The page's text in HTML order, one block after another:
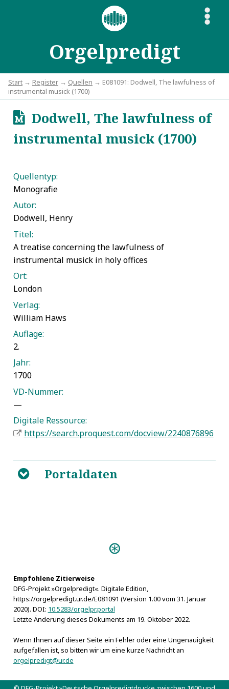
Orgelpredigt
S
Start → Register → Quellen → E081091: Dodwell, The lawfulness of
instrumental musick (1700)
uDodwell, The lawfulness of
instrumental musick (1700)
Quellentyp:
Monografie
Autor:
Dodwell, Henry
Titel:
A treatise concerning the lawfulness of
instrumental musick in holy offices
Ort:
London
Verlag:
William Haws
Auflage:
2.
Jahr:
1700
VD-Nummer:
—
Digitale Ressource:
https://search.proquest.com/docview/2240876896
B Portaldaten
Der Christen gerechte
Personen:
Dodwell, Henry
Empfohlene Zitierweise
DFG-Projekt »Orgelpredigt«. Digitale Edition,
https://orgelpredigt.ur.de/E081091 (Version 1.00 vom 31. Januar
2020). DOI: 10.5283/orgelpr.portal
Letzte Änderung dieses Dokuments am 19. Oktober 2022.
Wenn Ihnen auf dieser Seite ein Fehler oder eine Ungenauigkeit
aufgefallen ist, so bitten wir um eine kurze Nachricht an
orgelpredigt@ur.de